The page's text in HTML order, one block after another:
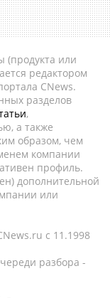
(продукта или
редактором
CNews.
разделов
,
а также
образом, чем
компании
профиль.
дополнительной
или
c 11.1998
разбора -